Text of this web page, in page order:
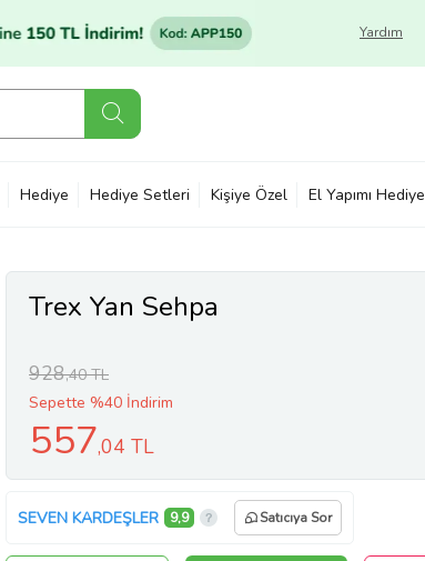
Yardım
Hediye Hediye Setleri Kişiye Özel El Yapımı Hediye
Trex Yan Sehpa
928,40 TL
Sepette %40 İndirim
557,04 TL
SEVEN KARDEŞLER 9,9 Satıcıya Sor